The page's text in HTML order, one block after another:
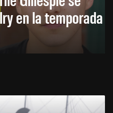
en la temporada